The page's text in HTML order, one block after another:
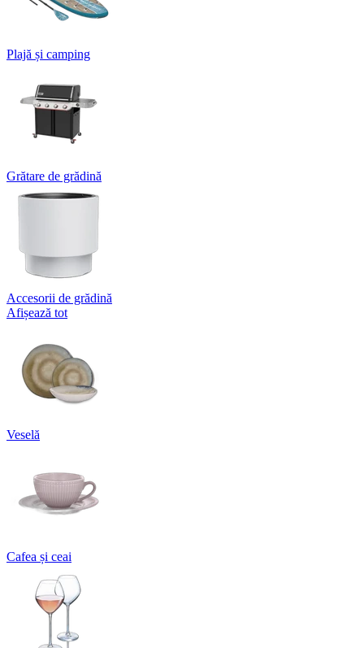
Plajă și camping
Grătare de grădină
Accesorii de grădină
Afișează tot
Veselă
Cafea și ceai